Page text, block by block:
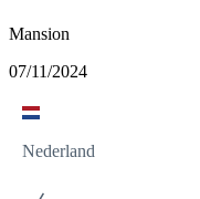
Mansion
07/11/2024
Nederland